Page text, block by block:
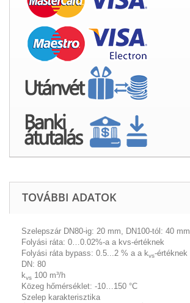
TOVÁBBI ADATOK
Szelepszár DN80-ig: 20 mm, DN100-tól: 40 mm
Folyási ráta: 0…0.02%-a a kvs-értéknek
Folyási ráta bypass: 0.5...2 % a a kvs-értéknek
DN: 80
kvs 100 m³/h
Közeg hőmérséklet: -10…150 °C
Szelep karakterisztika